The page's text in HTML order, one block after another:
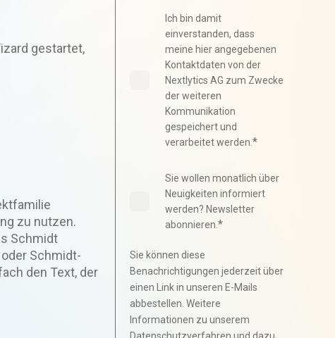
gestartet,
zu nutzen.
Schmidt
Schmidt-
den Text, der
Ich bin damit
einverstanden, dass
meine hier angegebenen
Kontaktdaten von der
Nextlytics AG zum Zwecke
der weiteren
Kommunikation
gespeichert und
verarbeitet werden.*
Sie wollen monatlich über
Neuigkeiten informiert
werden? Newsletter
abonnieren.*
Sie können diese
Benachrichtigungen jederzeit über
einen Link in unseren E-Mails
abbestellen. Weitere
Informationen zu unserem